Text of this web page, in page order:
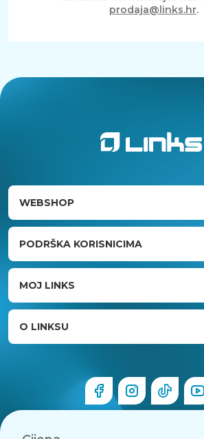
prodaja@links.hr.
WEBSHOP
PODRŠKA KORISNICIMA
MOJ LINKS
O LINKSU